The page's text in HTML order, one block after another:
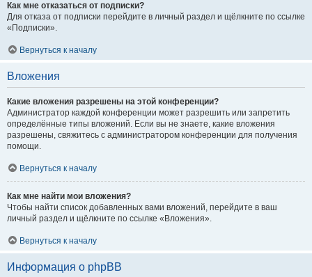
Как мне отказаться от подписки?
Для отказа от подписки перейдите в личный раздел и щёлкните по ссылке
«Подписки».
Вернуться к началу
Вложения
Какие вложения разрешены на этой конференции?
Администратор каждой конференции может разрешить или запретить
определённые типы вложений. Если вы не знаете, какие вложения
разрешены, свяжитесь с администратором конференции для получения
помощи.
Вернуться к началу
Как мне найти мои вложения?
Чтобы найти список добавленных вами вложений, перейдите в ваш
личный раздел и щёлкните по ссылке «Вложения».
Вернуться к началу
Информация о phpBB